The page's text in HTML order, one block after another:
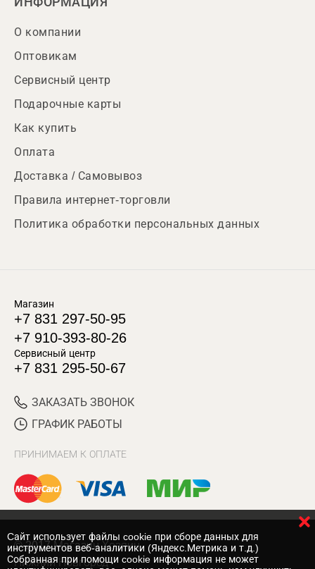
О компании
Оптовикам
Сервисный центр
Подарочные карты
Как купить
Оплата
Доставка / Самовывоз
Правила интернет-торговли
Политика обработки персональных данных
Магазин
+7 831 297-50-95
+7 910-393-80-26
Сервисный центр
+7 831 295-50-67
ЗАКАЗАТЬ ЗВОНОК
ГРАФИК РАБОТЫ
ПРИНИМАЕМ К ОПЛАТЕ
© 2017 Магазин Хозяин
Нижний Новгород
Cайт использует файлы cookie при сборе данных для
инструментов веб-аналитики (Яндекс.Метрика и т.д.)
Собранная при помощи cookie информация не может